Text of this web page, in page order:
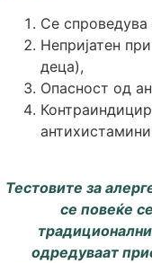
Се
Непријатен
деца),
Опасност од
Тестовите за
се повеќе
одредуваат